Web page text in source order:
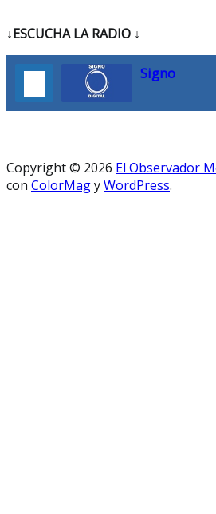
↓ESCUCHA LA RADIO ↓
Signo
Copyright © 2026 El Observador
con ColorMagyWordPress.